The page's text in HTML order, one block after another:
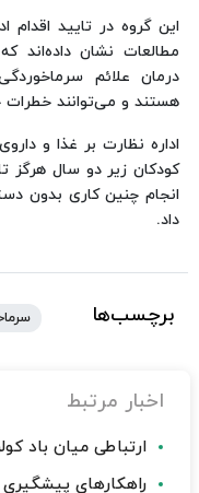
این گروه در تایید اقدام
مطالعات نشان داده‌اند
درمان علائم
هستند و می‌توانند خطرات
اداره نظارت بر غذا و
كودكان زیر دو سال
انجام چنین كاری بدون
داد.
برچسب‌ها
اخبار مرتبط
ارتباطی میان باد
راهکارهای